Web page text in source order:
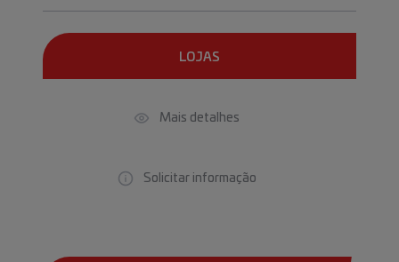
LOJAS
Mais detalhes
Solicitar informação